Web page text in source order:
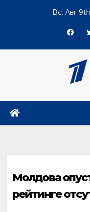
Вс. Авг
Молдова
рейтинге